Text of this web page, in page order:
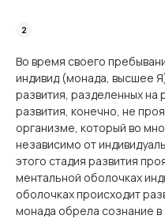
Во время своего
индивид (монада, высшее
развития, разделенных на
развития, конечно, не
организме, который во
независимо от
этого стадия развития
ментальной оболочках
оболочках происходит
монада обрела сознание в